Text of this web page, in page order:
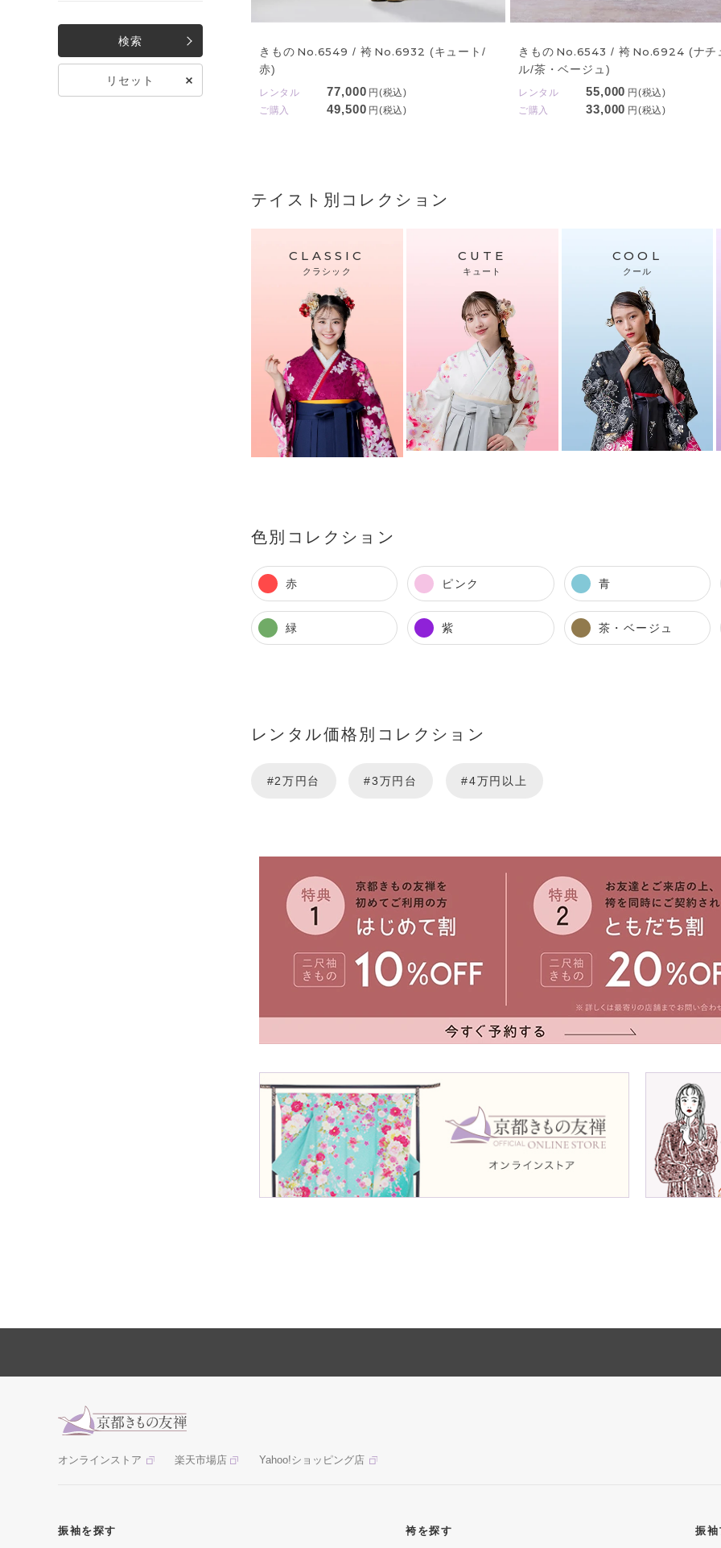
検索
リセット
きもの No.6549 / 袴 No.6932 (キュート/
赤)
レンタル 77,000 円(税込)
ご購入
49,500 円(税込)
きもの No.6543 / 袴 No.6924 (ナチ
ル/茶・ベージュ)
レンタル 55,000 円(税込)
ご購入
33,000 円(税込)
テイスト別コレクション
CLASSIC
クラシック
CUTE
キュート
COOL
クール
色別コレクション
赤 ピンク 青
緑 紫 茶・ベージュ
レンタル価格別コレクション
#2万円台 #3万円台 #4万円以上
オンラインストア 楽天市場店 Yahoo!ショッピング店
振袖を探す 袴を探す 振袖